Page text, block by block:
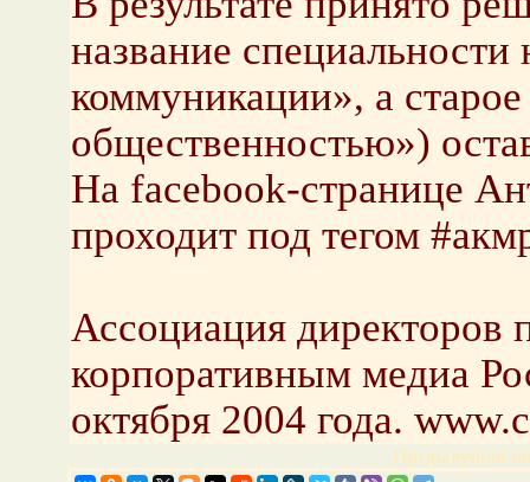
название специальности
коммуникации», а
общественностью»)
На facebook-странице
проходит под тегом
Ассоциация директоров
корпоративным медиа
октября 2004 года.
Предыдущая